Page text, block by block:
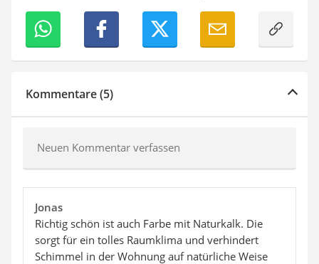
Kommentare (5)
Neuen Kommentar verfassen
Jonas
Richtig schön ist auch Farbe mit Naturkalk. Die
sorgt für ein tolles Raumklima und verhindert
Schimmel in der Wohnung auf natürliche Weise